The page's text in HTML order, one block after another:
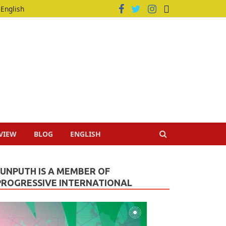
English
BLOG ENGLISH
IS A MEMBER OF
INTERNATIONAL